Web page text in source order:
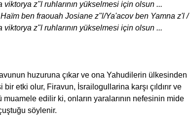
z"l ruhlarının yükselmesi için olsun ...
ben fraouah Josiane z"l/Ya'acov ben Yamna z'l /
z"l ruhlarının yükselmesi için olsun ...
huzuruna çıkar ve ona Yahudilerin ülkesinden
etki olur, Firavun, İsrailogullarina karşı çıldırır ve
edilir ki, onların yaralarının nefesinin mide
söylenir.